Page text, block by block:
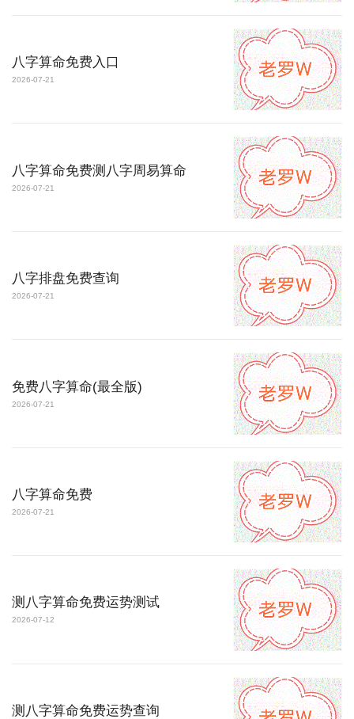
八字算命免费入口
2026-07-21
八字算命免费测八字周易算命
2026-07-21
八字排盘免费查询
2026-07-21
免费八字算命(最全版)
2026-07-21
八字算命免费
2026-07-21
测八字算命免费运势测试
2026-07-12
测八字算命免费运势查询